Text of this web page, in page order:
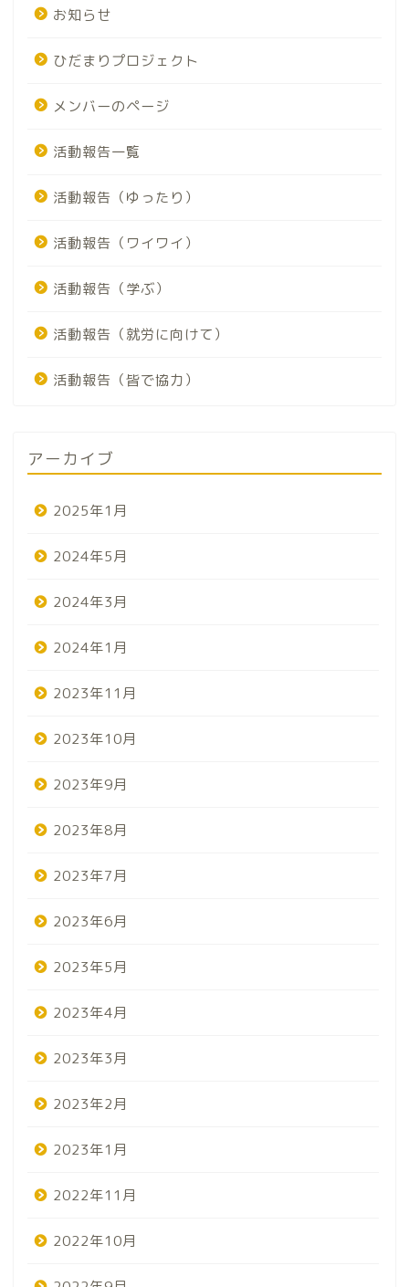
お知らせ
ひだまりプロジェクト
メンバーのページ
活動報告一覧
活動報告（ゆったり）
活動報告（ワイワイ）
活動報告（学ぶ）
活動報告（就労に向けて）
活動報告（皆で協力）
アーカイブ
2025年1月
2024年5月
2024年3月
2024年1月
2023年11月
2023年10月
2023年9月
2023年8月
2023年7月
2023年6月
2023年5月
2023年4月
2023年3月
2023年2月
2023年1月
2022年11月
2022年10月